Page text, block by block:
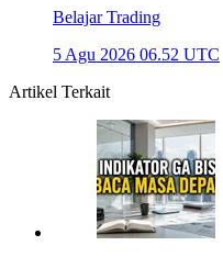
Belajar Trading
5 Agu 2026 06.52 UTC
Artikel Terkait